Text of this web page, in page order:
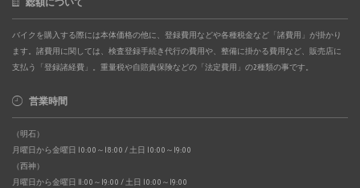
バイクを購入する際には本体価格の他に、登録費用などや各種税金など「諸費用」が掛かり
ます。諸費用に関しては、検査登録手続き代行の費用や、整備に掛かる費用など、販売店に
支払う「登録諸経費」。重量税や自賠責保険などの「法定費用」の2種類の事です。
営業時間
（明石）
月曜日から金曜日 10:00～18:00 / 土日 10:00～19:00
（西神）
月曜日から金曜日 11:00～19:00 / 土日 10:00～19:00